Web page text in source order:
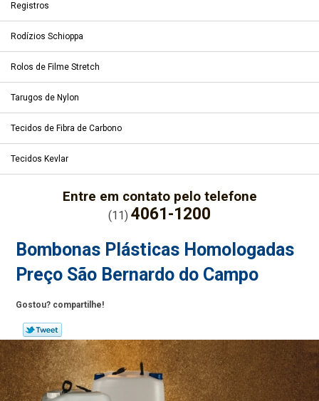
Registros
Rodízios Schioppa
Rolos de Filme Stretch
Tarugos de Nylon
Tecidos de Fibra de Carbono
Tecidos Kevlar
Entre em contato pelo telefone
(11) 4061-1200
Bombonas Plásticas Homologadas
Preço São Bernardo do Campo
Gostou? compartilhe!